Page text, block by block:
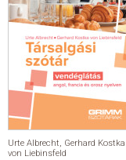
Urte Albrecht, Gerhard Kostka
von Liebinsfeld